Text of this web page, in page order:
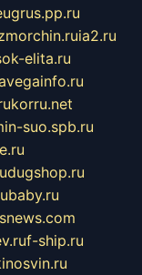
ia2.ru
elita.ru
korru.net
suo.spb.ru
dugshop.ru
f-ship.ru